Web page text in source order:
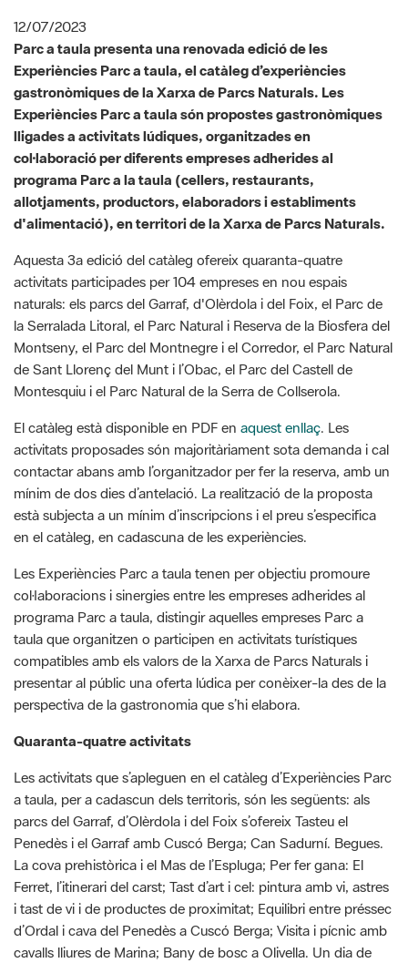
12/07/2023
Parc a taula presenta una renovada edició de les
Experiències Parc a taula, el catàleg d’experiències
gastronòmiques de la Xarxa de Parcs Naturals. Les
Experiències Parc a taula són propostes gastronòmiques
lligades a activitats lúdiques, organitzades en
col·laboració per diferents empreses adherides al
programa Parc a la taula (cellers, restaurants,
allotjaments, productors, elaboradors i establiments
d'alimentació), en territori de la Xarxa de Parcs Naturals.
Aquesta 3a edició del catàleg ofereix quaranta-quatre
activitats participades per 104 empreses en nou espais
naturals: els parcs del Garraf, d'Olèrdola i del Foix, el Parc de
la Serralada Litoral, el Parc Natural i Reserva de la Biosfera del
Montseny, el Parc del Montnegre i el Corredor, el Parc Natural
de Sant Llorenç del Munt i l’Obac, el Parc del Castell de
Montesquiu i el Parc Natural de la Serra de Collserola.
El catàleg està disponible en PDF en aquest enllaç. Les
activitats proposades són majoritàriament sota demanda i cal
contactar abans amb l’organitzador per fer la reserva, amb un
mínim de dos dies d’antelació. La realització de la proposta
està subjecta a un mínim d’inscripcions i el preu s’especifica
en el catàleg, en cadascuna de les experiències.
Les Experiències Parc a taula tenen per objectiu promoure
col·laboracions i sinergies entre les empreses adherides al
programa Parc a taula, distingir aquelles empreses Parc a
taula que organitzen o participen en activitats turístiques
compatibles amb els valors de la Xarxa de Parcs Naturals i
presentar al públic una oferta lúdica per conèixer-la des de la
perspectiva de la gastronomia que s’hi elabora.
Quaranta-quatre activitats
Les activitats que s’apleguen en el catàleg d’Experiències Parc
a taula, per a cadascun dels territoris, són les següents: als
parcs del Garraf, d’Olèrdola i del Foix s’ofereix Tasteu el
Penedès i el Garraf amb Cuscó Berga; Can Sadurní. Begues.
La cova prehistòrica i el Mas de l’Espluga; Per fer gana: El
Ferret, l’itinerari del carst; Tast d’art i cel: pintura amb vi, astres
i tast de vi i de productes de proximitat; Equilibri entre préssec
d’Ordal i cava del Penedès a Cuscó Berga; Visita i pícnic amb
cavalls lliures de Marina; Bany de bosc a Olivella. Un dia de